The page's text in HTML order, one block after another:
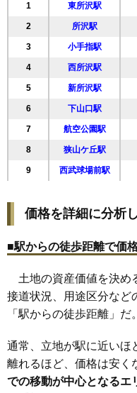
19 泉町
20 東所沢和田
21 南住吉
22 星の宮
23 北秋津
24 旭町
25 榎町
26 向陽町
27 有楽町
29 金山町
31 宮本町
32 西新井町
33 上安松
34 青葉台
35 東新井町
36 花園
37 小手指元町
1 東所沢駅
2 所沢駅
3 小手指駅
4 西所沢駅
5 新所沢駅
6 下山口駅
7 航空公園駅
8 狭山ケ丘駅
9 西武球場前駅
価格を詳細に分析
■駅からの徒歩距離で価
土地の資産価値を決め
接道状況、用途区分など
「駅からの徒歩距離」だ。
通常、立地が駅に近いほ
離れるほど、価格は安く
での移動が中心となるエ